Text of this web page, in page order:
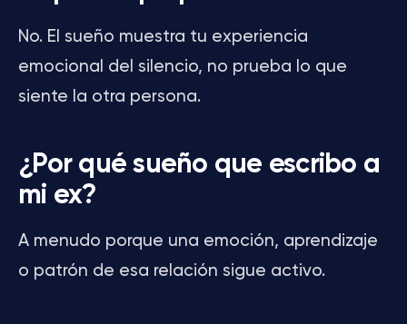
No. El sueño muestra tu experiencia
emocional del silencio, no prueba lo que
siente la otra persona.
¿Por qué sueño que escribo a
mi ex?
A menudo porque una emoción, aprendizaje
o patrón de esa relación sigue activo.